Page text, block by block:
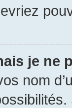
je ne
nom